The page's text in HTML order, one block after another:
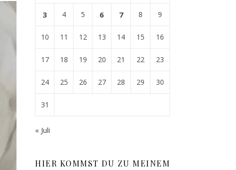
3 4 5 6 7 8 9
10 11 12 13 14 15 16
17 18 19 20 21 22 23
24 25 26 27 28 29 30
31
« Juli
HIER KOMMST DU ZU MEINEM